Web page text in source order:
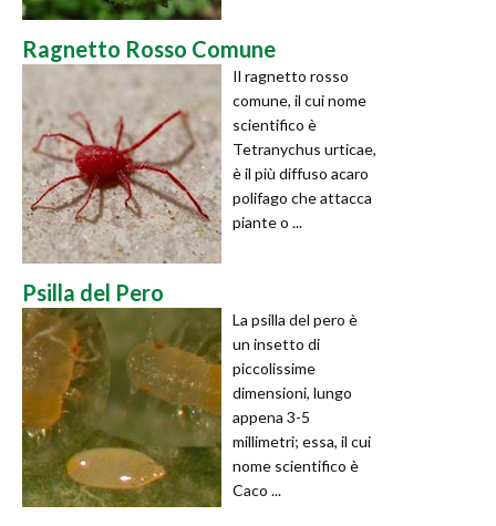
Ragnetto Rosso Comune
Il ragnetto rosso
comune, il cui nome
scientifico è
Tetranychus urticae,
è il più diffuso acaro
polifago che attacca
piante o ...
Psilla del Pero
La psilla del pero è
un insetto di
piccolissime
dimensioni, lungo
appena 3-5
millimetri; essa, il cui
nome scientifico è
Caco ...